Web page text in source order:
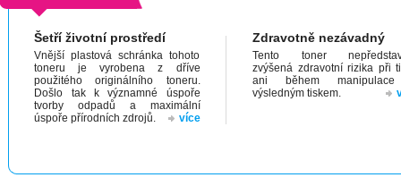
Šetří životní prostředí
Vnější plastová schránka tohoto
toneru je vyrobena z dříve
použitého originálního toneru.
Došlo tak k významné úspoře
tvorby odpadů a maximální
úspoře přírodních zdrojů.
více
Zdravotně nezávadný
Tento toner
zvýšená zdravotní rizika při
ani během
výsledným tiskem.